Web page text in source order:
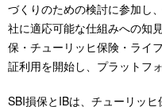
づくりのための検討に参加し
社に適応可能な仕組みへの知
保・チューリッヒ保険・ライ
証利用を開始し、プラットフ
SBI損保とIBは、チューリッ